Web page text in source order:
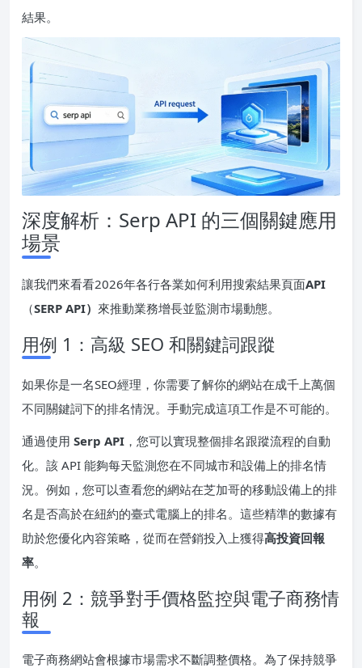
結果。
深度解析：Serp API 的三個關鍵應用
場景
讓我們來看看2026年各行各業如何利用搜索結果頁面API
（SERP API） 來推動業務增長並監測市場動態。
用例 1：高級 SEO 和關鍵詞跟蹤
如果你是一名SEO經理，你需要了解你的網站在成千上萬個
不同關鍵詞下的排名情況。手動完成這項工作是不可能的。
通過使用 Serp API ，您可以實現整個排名跟蹤流程的自動
化。該 API 能夠每天監測您在不同城市和設備上的排名情
況。例如，您可以查看您的網站在芝加哥的移動設備上的排
名是否高於在紐約的臺式電腦上的排名。這些精準的數據有
助於您優化內容策略，從而在營銷投入上獲得高投資回報
率。
用例 2：競爭對手價格監控與電子商務情
報
電子商務網站會根據市場需求不斷調整價格。為了保持競爭